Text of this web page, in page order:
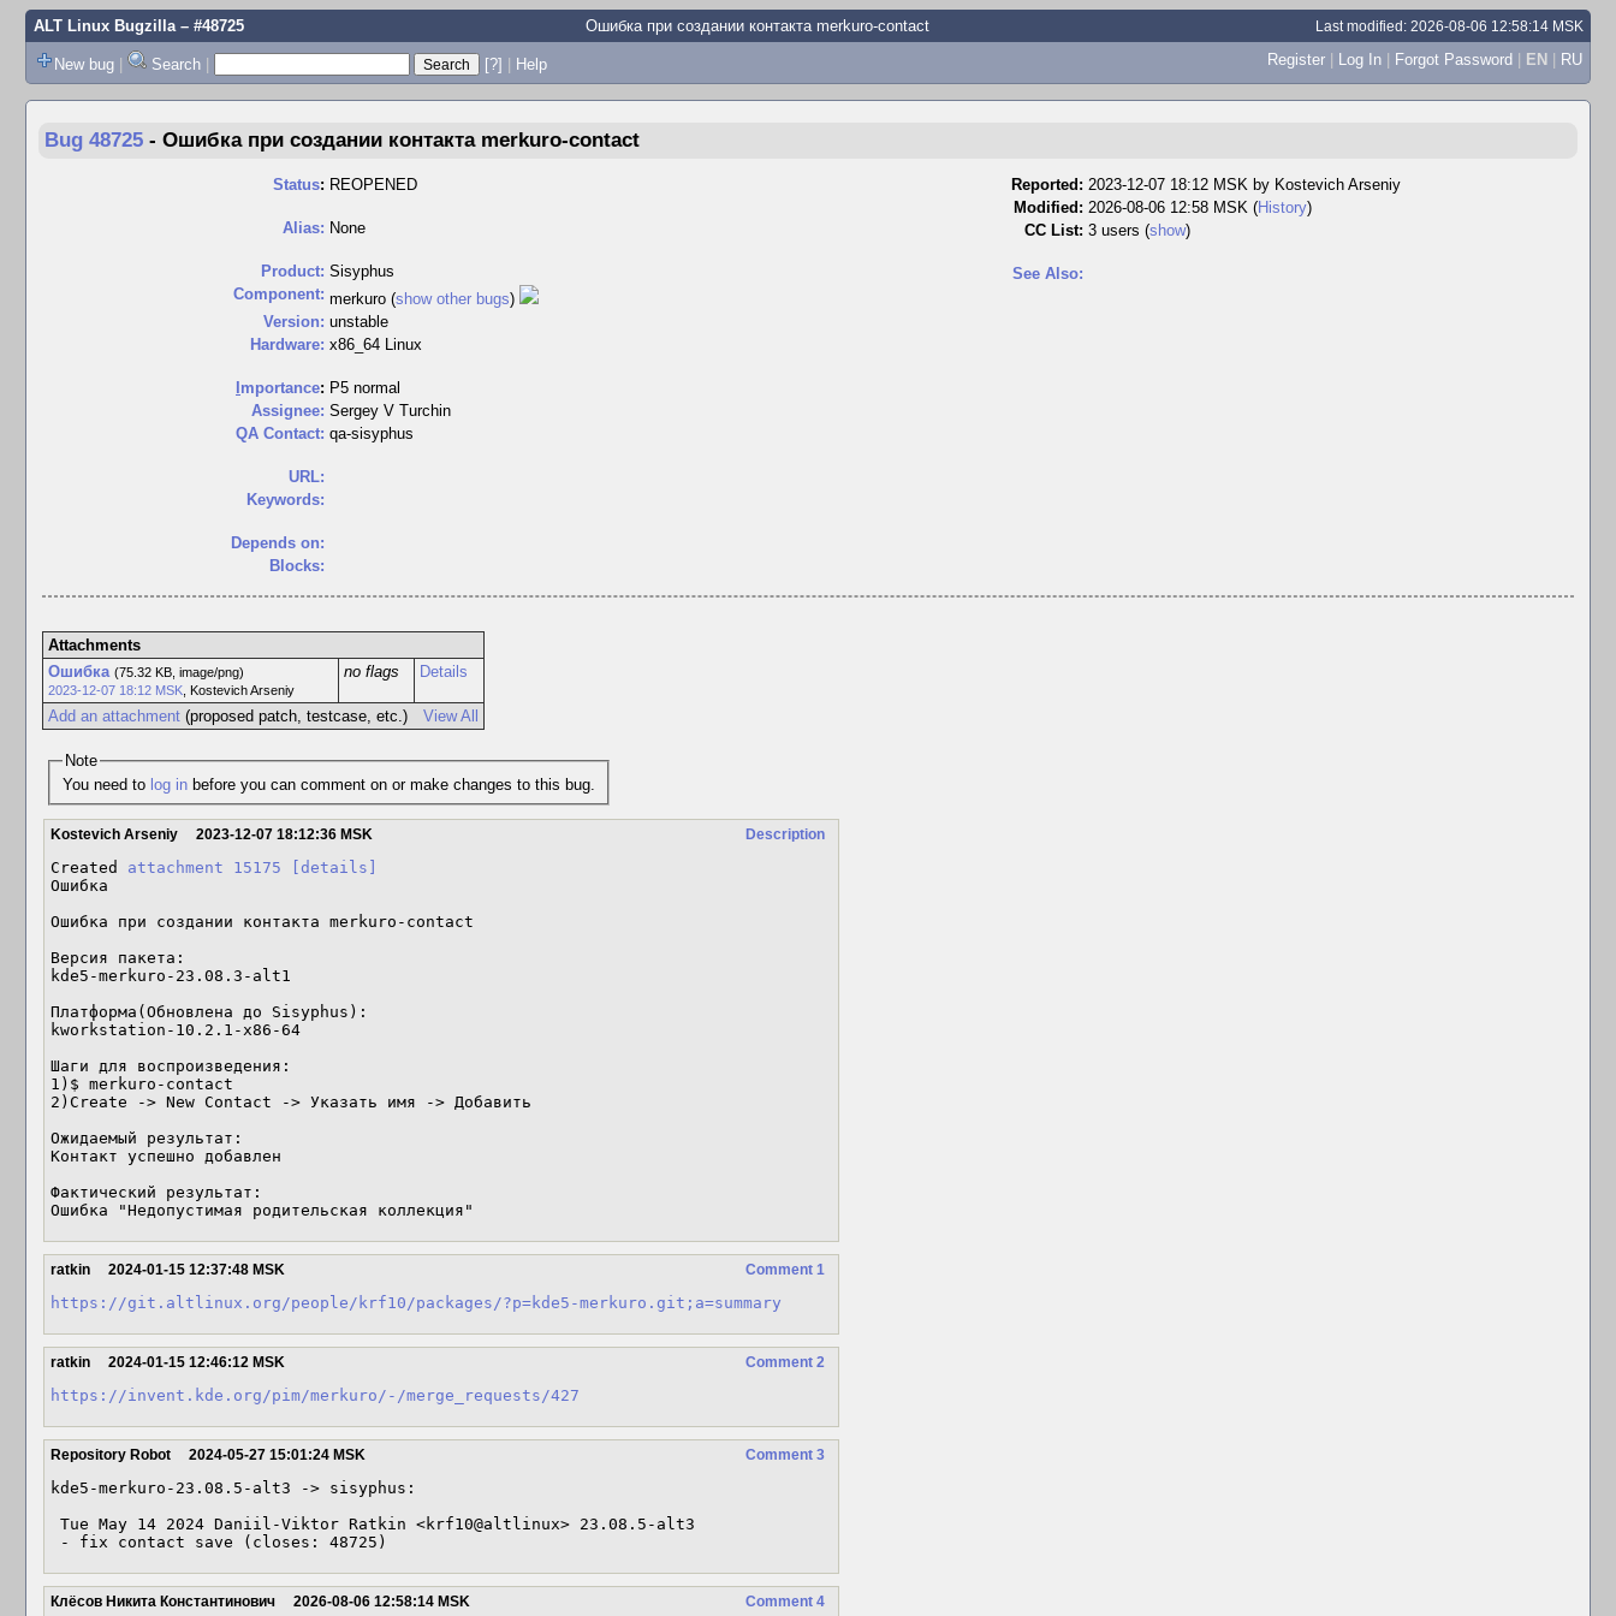
ALT Linux Bugzilla– #48725 Ошибка при создании контакта merkuro-contact Last modified: 2026-08-06 12:58:14 MSK
New bug | Search | [?] | Help Register | Log In | Forgot Password | EN | RU
Bug 48725 - Ошибка при создании контакта merkuro-contact
Status: REOPENED
Alias: None
Product: Sisyphus
Component: merkuro (show other bugs)
Version: unstable
Hardware: x86_64 Linux
mportance: P5 normal
Assignee: Sergey V Turchin
QA Contact: qa-sisyphus
URL:
Keywords:
Depends on:
Blocks:
Reported: 2023-12-07 18:12 MSK by Kostevich Arseniy
Modified: 2026-08-06 12:58 MSK (History)
CC List: 3 users (show)
See Also:
Attachments
Ошибка (75.32 KB, image/png)
2023-12-07 18:12 MSK, Kostevich Arseniy
no flags Details
View All
Add an attachment(proposed patch, testcase, etc.)
Note
You need to log in before you can comment on or make changes to this bug.
Description
Kostevich Arseniy 2023-12-07 18:12:36 MSK
Created attachment 15175
[details]
Ошибка
Ошибка при создании контакта merkuro-contact
Версия пакета:
kde5-merkuro-23.08.3-alt1
Платформа(Обновлена до Sisyphus):
kworkstation-10.2.1-x86-64
Шаги для воспроизведения:
1)$ merkuro-contact
2)Create -> New Contact -> Указать имя -> Добавить
Ожидаемый результат:
Контакт успешно добавлен
Фактический результат:
Ошибка "Недопустимая родительская коллекция"
Comment 1
ratkin 2024-01-15 12:37:48 MSK
https://git.altlinux.org/people/krf10/packages/?p=kde5-merkuro.git;a=summary
Comment 2
ratkin 2024-01-15 12:46:12 MSK
https://invent.kde.org/pim/merkuro/-/merge_requests/427
Comment 3
Repository Robot 2024-05-27 15:01:24 MSK
kde5-merkuro-23.08.5-alt3 -> sisyphus:
- fix contact save (closes: 48725)
Comment 4
Клёсов Никита Константинович 2026-08-06 12:58:14 MSK